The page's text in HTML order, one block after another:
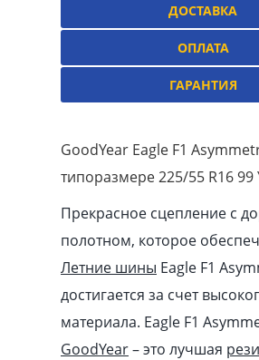
ДОСТАВКА
ОПЛАТА
ГАРАНТИЯ
GoodYear Eagle F1
типоразмере 225/55 R16 99
Прекрасное сцепление с
полотном, которое
Летние шины Eagle F1
достигается за счет
материала. Eagle F1
GoodYear– это лучшая